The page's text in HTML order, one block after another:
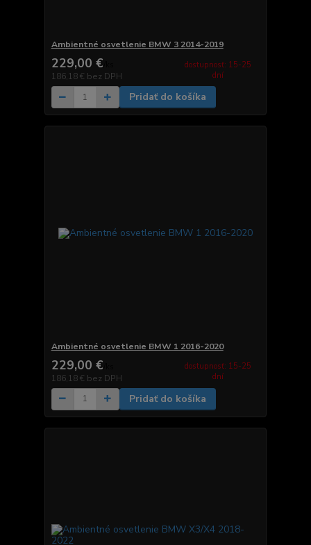
Ambientné osvetlenie BMW 3 2014-2019
229,00 €
186,18 € bez DPH
dostupnosť: 15-25
dní
Pridať do košíka
Ambientné osvetlenie BMW 1 2016-2020
229,00 €
186,18 € bez DPH
dostupnosť: 15-25
dní
Pridať do košíka